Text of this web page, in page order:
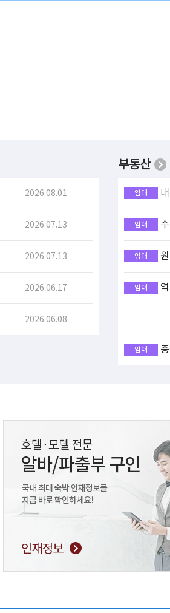
2026.08.01
2026.07.13
2026.07.13
2026.06.17
2026.06.08
부동산
임대
임대
임대
임대
임대